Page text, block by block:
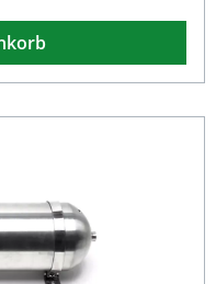
Durch die Kombination
Lufttank nicht nur
in jedem Fahrzeug.
Lufttank für